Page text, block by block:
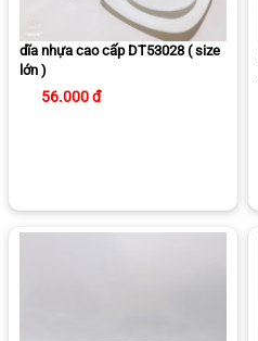
dĩa nhựa cao cấp DT53028 ( size
lớn )
56.000 đ